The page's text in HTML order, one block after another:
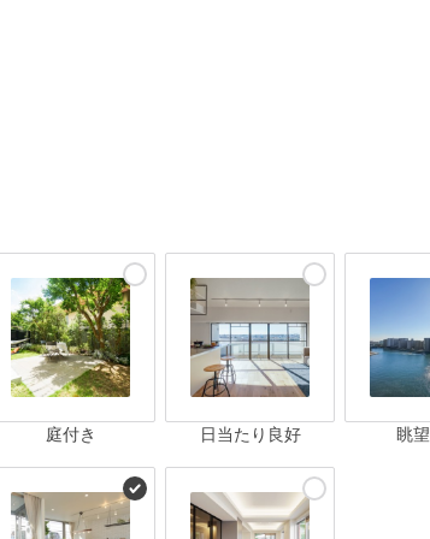
庭付き 日当たり良好 眺